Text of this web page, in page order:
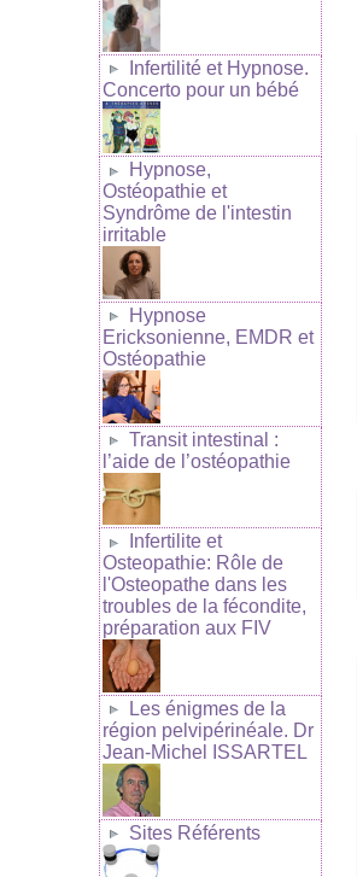
Infertilité et Hypnose.
Concerto pour un bébé
Hypnose,
Ostéopathie et
Syndrôme de l'intestin
irritable
Hypnose
Ericksonienne, EMDR et
Ostéopathie
Transit intestinal :
l’aide de l’ostéopathie
Infertilite et
Osteopathie: Rôle de
l'Osteopathe dans les
troubles de la fécondite,
préparation aux FIV
Les énigmes de la
région pelvipérinéale. Dr
Jean-Michel ISSARTEL
Sites Référents